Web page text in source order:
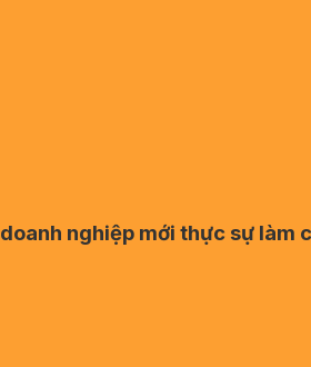
nghiệp mới thực sự làm